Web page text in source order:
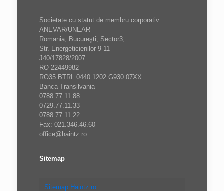
Societate cu statut de membru corporativ
ANEVAR/UNEAR
Romania, Bucureşti, Sector3,
Str. Energeticienilor 9-11
J40/17828/2007
RO 22449982
RO35 BTRL 0440 1202 G930 07XX
Banca Transilvania
0788.77.11.88
0729.77.11.33
0788.77.11.22
Fax: 021.346.46.60
office@haintz.ro
Sitemap
Sitemap Haintz.ro